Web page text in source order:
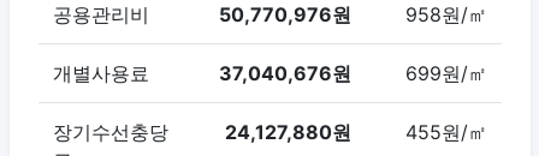
공용관리비 50,770,976원 958원/㎡
개별사용료 37,040,676원 699원/㎡
장기수선충당
24,127,880원 455원/㎡